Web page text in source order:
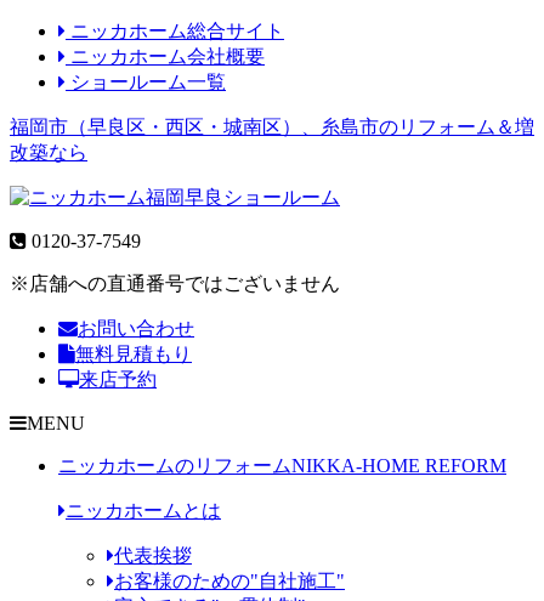
ニッカホーム総合サイト
ニッカホーム会社概要
ショールーム一覧
福岡市（早良区・西区・城南区）、糸島市のリフォーム＆増
改築なら
0120-37-7549
※店舗への直通番号ではございません
お問い合わせ
無料見積もり
来店予約
MENU
ニッカホームのリフォームNIKKA-HOME REFORM
ニッカホームとは
代表挨拶
お客様のための"自社施工"